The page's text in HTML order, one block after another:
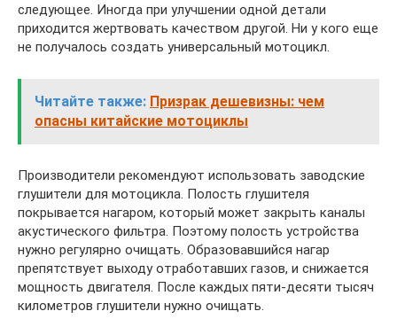
следующее. Иногда при улучшении одной детали
приходится жертвовать качеством другой. Ни у кого еще
не получалось создать универсальный мотоцикл.
Читайте также: Призрак дешевизны: чем
опасны китайские мотоциклы
Производители рекомендуют использовать заводские
глушители для мотоцикла. Полость глушителя
покрывается нагаром, который может закрыть каналы
акустического фильтра. Поэтому полость устройства
нужно регулярно очищать. Образовавшийся нагар
препятствует выходу отработавших газов, и снижается
мощность двигателя. После каждых пяти-десяти тысяч
километров глушители нужно очищать.